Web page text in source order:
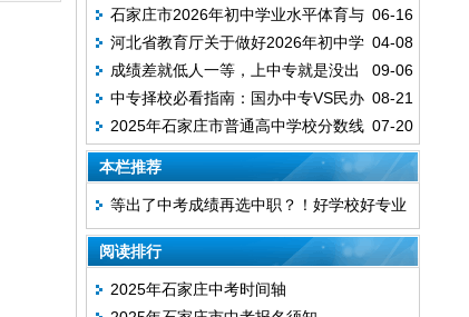
示
06-16
石家庄市2026年初中学业水平体育与
健康科目考试成绩查询
04-08
河北省教育厅关于做好2026年初中学
业水平考试工作的通知
09-06
成绩差就低人一等，上中专就是没出
息？在河北上中专照样也能逆袭！
08-21
中专择校必看指南：国办中专VS民办
中专
07-20
2025年石家庄市普通高中学校分数线
本栏推荐
等出了中考成绩再选中职？！好学校好专业
早已报满
阅读排行
2025年石家庄中考时间轴